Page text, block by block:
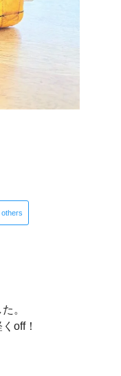
others
。
off！